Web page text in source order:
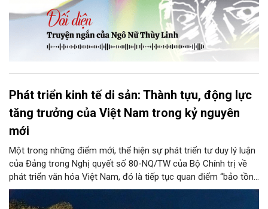
Phát triển kinh tế di sản: Thành tựu, động lực
tăng trưởng của Việt Nam trong kỷ nguyên
mới
Một trong những điểm mới, thể hiện sự phát triển tư duy lý luận
của Đảng trong Nghị quyết số 80-NQ/TW của Bộ Chính trị về
phát triển văn hóa Việt Nam, đó là tiếp tục quan điểm “bảo tồn
và phát huy giá trị di sản văn hóa gắn kết với phát triển kinh tế -
xã hội và du lịch”; đồng thời, nâng lên một tầm cao mới: “phát